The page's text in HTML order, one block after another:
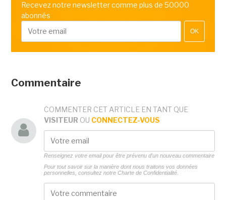
Recevez notre newsletter comme plus de 50000
abonnés
OK
Commentaire
COMMENTER CET ARTICLE EN TANT QUE
VISITEUR OU CONNECTEZ-VOUS
Renseignez votre email pour être prévenu d'un nouveau commentaire
Pour tout savoir sur la manière dont nous traitons vos données
personnelles, consultez notre Charte de Confidentialité.